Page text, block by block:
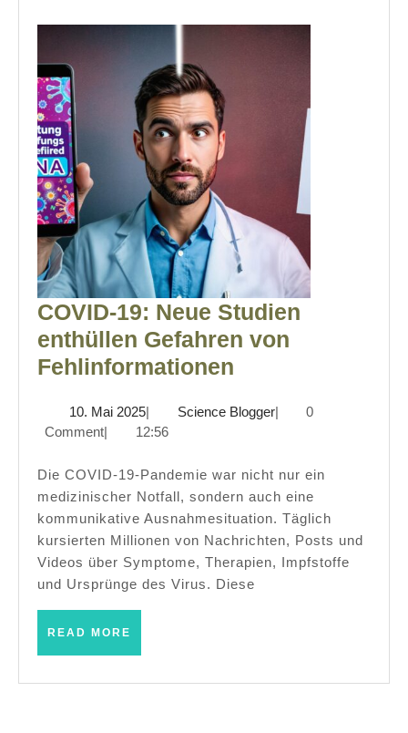
COVID-19: Neue Studien
enthüllen Gefahren von
Fehlinformationen
Neue
enthüllen
Gefahren
von
10. Mai 202510.
Mai
| Science BloggerScience
|
0
Comment| 12:56
Die COVID-19-Pandemie war nicht nur ein
medizinischer Notfall, sondern auch eine
kommunikative Ausnahmesituation. Täglich
kursierten Millionen von Nachrichten, Posts und
Videos über Symptome, Therapien, Impfstoffe
und Ursprünge des Virus. Diese
READ MORE